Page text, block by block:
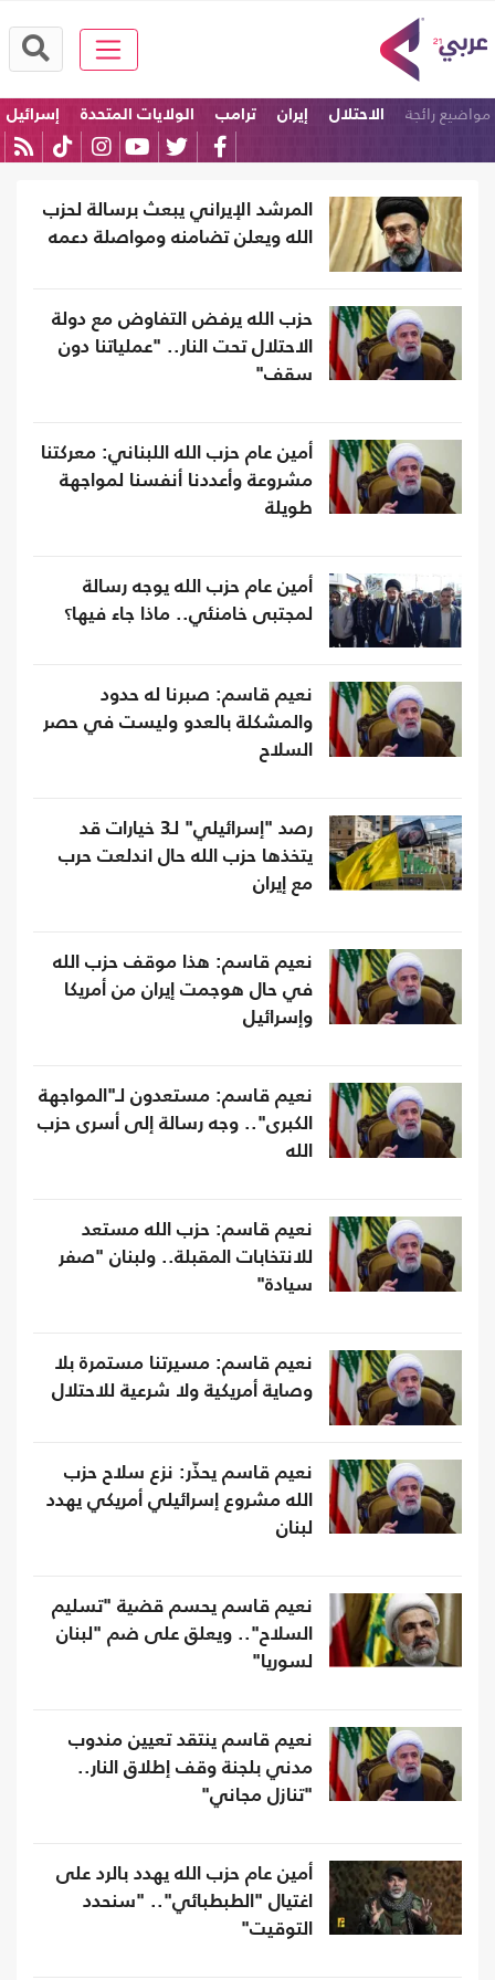
مواضيع رائجة الاحتلال إيران ترامب الولايات المتحدة
إسرائيل
المرشد الإيراني يبعث برسالة لحزب
الله ويعلن تضامنه ومواصلة دعمه
حزب الله يرفض التفاوض مع دولة
الاحتلال تحت النار.. "عملياتنا دون
سقف"
أمين عام حزب الله اللبناني: معركتنا
مشروعة وأعددنا أنفسنا لمواجهة
طويلة
أمين عام حزب الله يوجه رسالة
لمجتبى خامنئي.. ماذا جاء فيها؟
نعيم قاسم: صبرنا له حدود
والمشكلة بالعدو وليست في حصر
السلاح
رصد "إسرائيلي" لـ3 خيارات قد
يتخذها حزب الله حال اندلعت حرب
مع إيران
نعيم قاسم: هذا موقف حزب الله
في حال هوجمت إيران من أمريكا
وإسرائيل
نعيم قاسم: مستعدون لـ"المواجهة
الكبرى".. وجه رسالة إلى أسرى حزب
الله
نعيم قاسم: حزب الله مستعد
للانتخابات المقبلة.. ولبنان "صفر
سيادة"
نعيم قاسم: مسيرتنا مستمرة بلا
وصاية أمريكية ولا شرعية للاحتلال
نعيم قاسم يحذّر: نزع سلاح حزب
الله مشروع إسرائيلي أمريكي يهدد
لبنان
نعيم قاسم يحسم قضية "تسليم
السلاح".. ويعلق على ضم "لبنان
لسوريا"
نعيم قاسم ينتقد تعيين مندوب
مدني بلجنة وقف إطلاق النار..
"تنازل مجاني"
أمين عام حزب الله يهدد بالرد على
اغتيال "الطبطبائي".. "سنحدد
التوقيت"